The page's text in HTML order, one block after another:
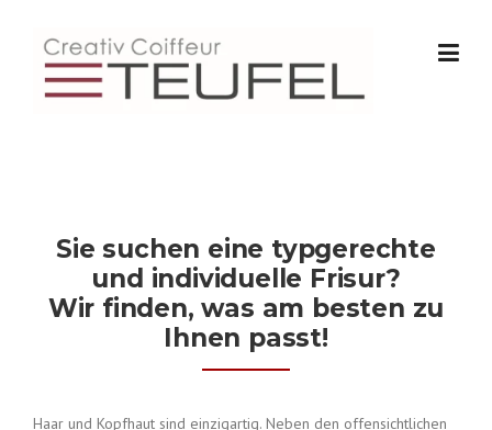
content
Sie suchen eine typgerechte
und individuelle Frisur?
Wir finden, was am besten zu
Ihnen passt!
Haar und Kopfhaut sind einzigartig. Neben den offensichtlichen